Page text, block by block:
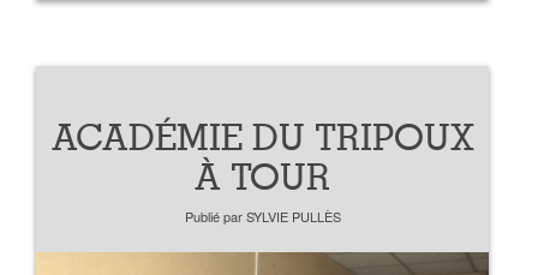
ACADÉMIE DU TRIPOUX
À TOUR
Publié parSYLVIE PULLÈS